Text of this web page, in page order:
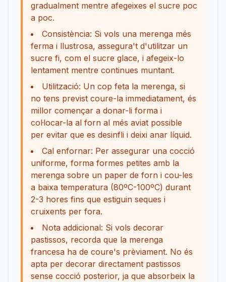
gradualment mentre afegeixes el sucre poc
a poc.
Consistència: Si vols una merenga més
ferma i llustrosa, assegura't d'utilitzar un
sucre fi, com el sucre glace, i afegeix-lo
lentament mentre continues muntant.
Utilització: Un cop feta la merenga, si
no tens previst coure-la immediatament, és
millor començar a donar-li forma i
col·locar-la al forn al més aviat possible
per evitar que es desinfli i deixi anar líquid.
Cal enfornar: Per assegurar una cocció
uniforme, forma formes petites amb la
merenga sobre un paper de forn i cou-les
a baixa temperatura (80ºC-100ºC) durant
2-3 hores fins que estiguin seques i
cruixents per fora.
Nota addicional: Si vols decorar
pastissos, recorda que la merenga
francesa ha de coure's prèviament. No és
apta per decorar directament pastissos
sense cocció posterior, ja que absorbeix la